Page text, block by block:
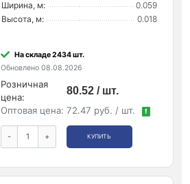
Ширина, м:
0.059
Высота, м:
0.018
На складе 2434 шт.
Обновлено 08.08.2026
Розничная
цена:
80.52 / шт.
Оптовая цена: 72.47 руб. / шт. !
- + КУПИТЬ